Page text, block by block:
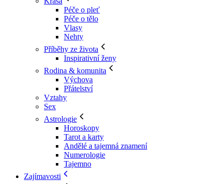
Péče o pleť
Péče o tělo
Vlasy
Nehty
Příběhy ze života
Inspirativní ženy
Rodina & komunita
Výchova
Přátelství
Vztahy
Sex
Astrologie
Horoskopy
Tarot a karty
Andělé a tajemná znamení
Numerologie
Tajemno
Zajímavosti